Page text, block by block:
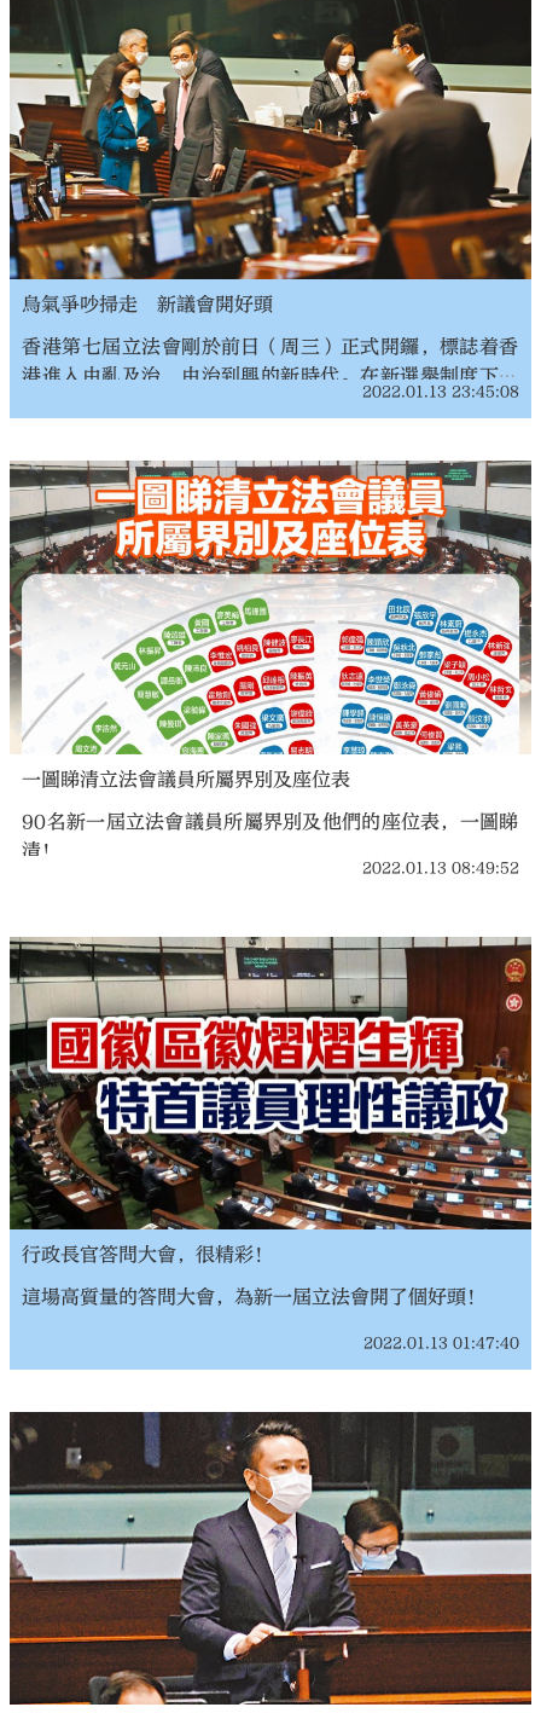
烏氣爭吵掃走 新議會開好頭
香港第七屆立法會剛於前日（周三）正式開鑼，標誌着香
港進入由亂及治，由治到興的新時代。在新選舉制度下產
2022.01.13 23:45:08
一圖睇清立法會議員所屬界別及座位表
90名新一屆立法會議員所屬界別及他們的座位表，一圖睇
清！
2022.01.13 08:49:52
行政長官答問大會，很精彩！
這場高質量的答問大會，為新一屆立法會開了個好頭！
2022.01.13 01:47:40